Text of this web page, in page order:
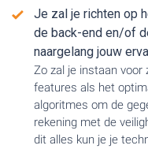
Je zal je richten op
de back-end en/of
naargelang jouw
Zo zal je instaan voor
features als het
algoritmes om de
rekening met de
dit alles kun je je